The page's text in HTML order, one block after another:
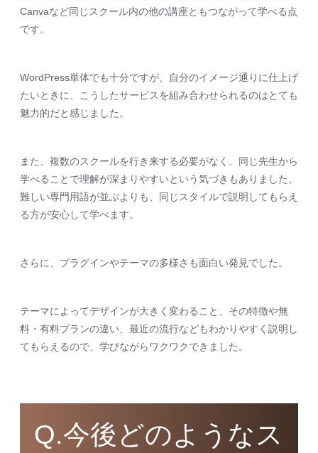
Canvaなど同じスクール内の他の講座ともつながって学べる点
です。
WordPress単体でも十分ですが、自分のイメージ通りに仕上げ
たいときに、こうしたサービスを組み合わせられるのはとても
魅力的だと感じました。
また、複数のスクールを行き来する必要がなく、同じ先生から
学べることで理解が深まりやすいという気づきもありました。
難しい専門用語が並ぶよりも、同じスタイルで説明してもらえ
る方が安心して学べます。
さらに、プラグインやテーマの多様さも面白い発見でした。
テーマによってデザインが大きく変わること、その特徴や無
料・有料プランの違い、最近の流行などもわかりやすく説明し
てもらえるので、学びながらワクワクできました。
Q.今後どのようなス